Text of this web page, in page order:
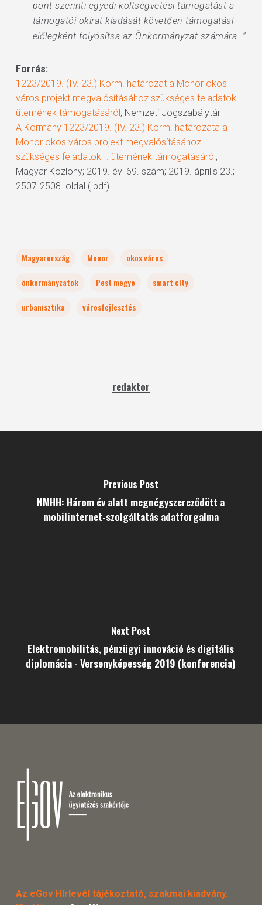
pont szerinti egyedi költségvetési támogatást a
támogatói okirat kiadását követően támogatási
előlegként folyósítsa az Önkormányzat számára…”
Forrás:
1223/2019. (IV. 23.) Korm. határozat a Monor okos
város projekt megvalósításához szükséges feladatok I.
ütemének támogatásáról; Nemzeti Jogszabálytár
A Kormány 1223/2019. (IV. 23.) Korm. határozata a
Monor okos város projekt megvalósításához
szükséges feladatok I. ütemének támogatásáról;
Magyar Közlöny; 2019. évi 69. szám; 2019. április 23.;
2507-2508. oldal (.pdf)
Magyarország Monor
okos város
önkormányzatok
Pest megye
smart city
urbanisztika
városfejlesztés
redaktor
Previous Post
NMHH: Három év alatt megnégyszereződött a
mobilinternet-szolgáltatás adatforgalma
Next Post
Elektromobilitás, pénzügyi innováció és digitális
diplomácia - Versenyképesség 2019 (konferencia)
Az eGov Hírlevél tájékoztató, szakmai kiadvány.